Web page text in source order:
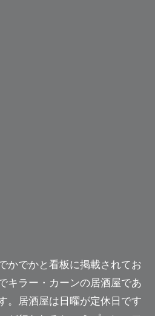
かでかと看板に掲載されてお
キラー・カーンの居酒屋であ
。居酒屋は日曜が定休日です